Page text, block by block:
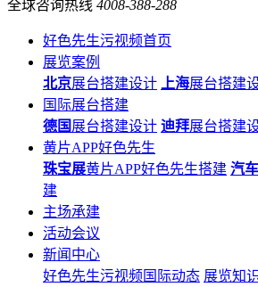
全球咨询热线 4008-388-288
好色先生污视频首页
展览案例
北京展台搭建设计 上海展台搭建
国际展台搭建
德国 展台搭建设计 迪拜展台搭建
黄片APP好色先生
珠宝展黄片APP好色先生搭建 汽
建
主场承建
活动会议
新闻中心
好色先生污视频国际动态 展览知